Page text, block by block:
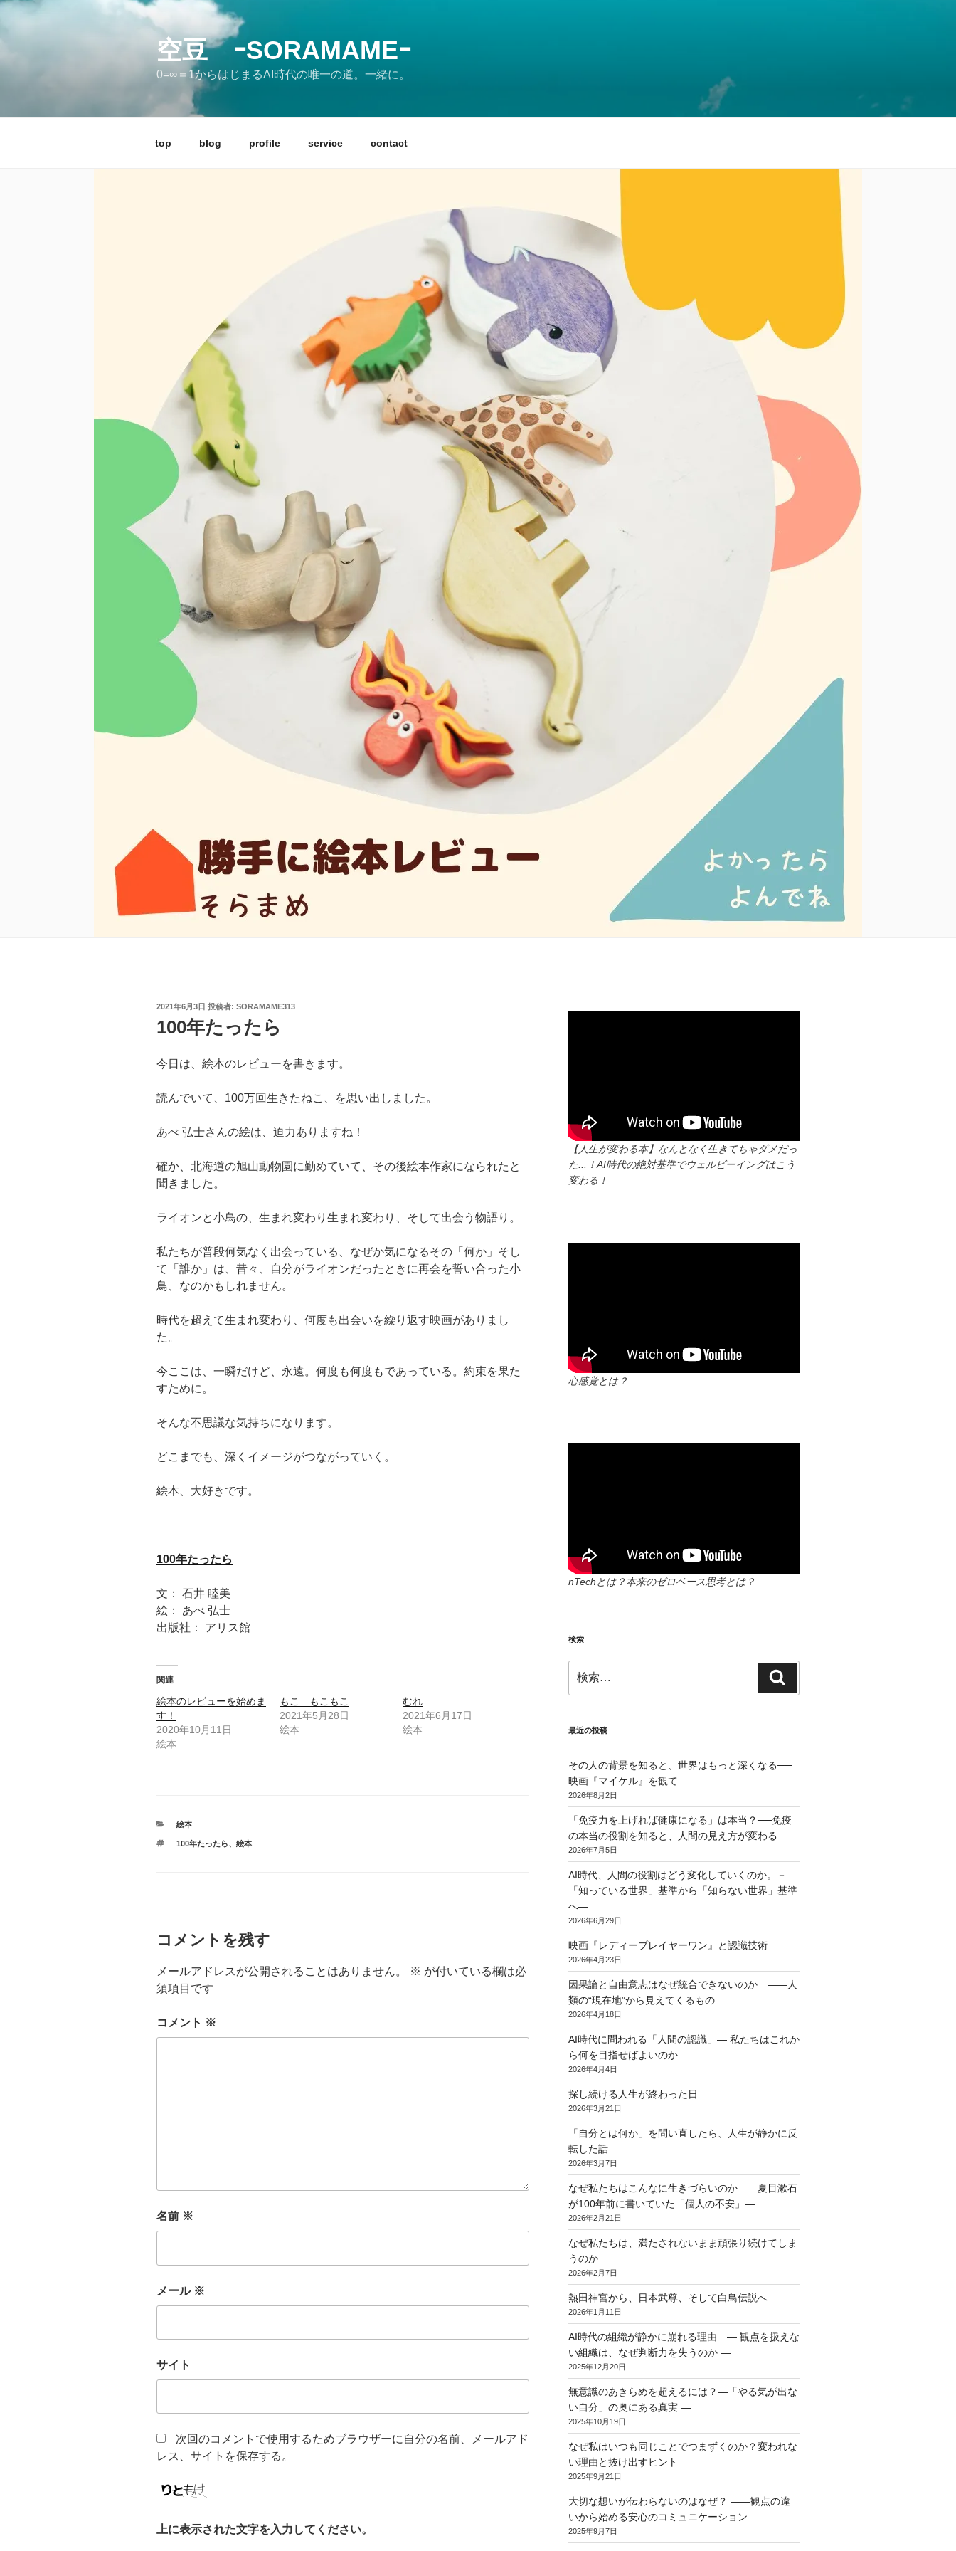
コ
空豆 ｰSORAMAMEｰ
0=∞＝1からはじまるAI時代の唯一の道。一緒に。
top blog profile service contact
投
2021年6月3日 投稿者: SORAMAME313
100年たったら
今日は、絵本のレビューを書きます。
読んでいて、100万回生きたねこ、を思い出しました。
あべ 弘士さんの絵は、迫力ありますね！
確か、北海道の旭山動物園に勤めていて、その後絵本作家になられたと
聞きました。
ライオンと小鳥の、生まれ変わり生まれ変わり、そして出会う物語り。
私たちが普段何気なく出会っている、なぜか気になるその「何か」そし
て「誰か」は、昔々、自分がライオンだったときに再会を誓い合った小
鳥、なのかもしれません。
時代を超えて生まれ変わり、何度も出会いを繰り返す映画がありまし
た。
今ここは、一瞬だけど、永遠。何度も何度もであっている。約束を果た
すために。
そんな不思議な気持ちになります。
どこまでも、深くイメージがつながっていく。
絵本、大好きです。
100年たったら
文： 石井 睦美
絵： あべ 弘士
出版社： アリス館
関連
絵本のレビューを始めま
す！
2020年10月11日
絵本
もこ もこもこ
2021年5月28日
絵本
むれ
2021年6月17日
絵本
カ
ゴ
絵本
タ
100年たったら、 絵本
コメントを残す
メールアドレスが公開されることはありません。 ※ が付いている欄は必
須項目です
コメント ※
名前 ※
メール ※
サイト
次回のコメントで使用するためブラウザーに自分の名前、メールアド
レス、サイトを保存する。
上に表示された文字を入力してください。
【人生が変わる本】なんとなく生きてちゃダメだっ
た...！AI時代の絶対基準でウェルビーイングはこう
変わる！
心感覚とは？
nTechとは？本来のゼロベース思考とは？
検索
索:
索
最近の投稿
その人の背景を知ると、世界はもっと深くなる──
映画『マイケル』を観て
2026年8月2日
「免疫力を上げれば健康になる」は本当？──免疫
の本当の役割を知ると、人間の見え方が変わる
2026年7月5日
AI時代、人間の役割はどう変化していくのか。－
「知っている世界」基準から「知らない世界」基準
へ―
2026年6月29日
映画『レディープレイヤーワン』と認識技術
2026年4月23日
因果論と自由意志はなぜ統合できないのか ――人
類の“現在地”から見えてくるもの
2026年4月18日
AI時代に問われる「人間の認識」― 私たちはこれか
ら何を目指せばよいのか ―
2026年4月4日
探し続ける人生が終わった日
2026年3月21日
「自分とは何か」を問い直したら、人生が静かに反
転した話
2026年3月7日
なぜ私たちはこんなに生きづらいのか ―夏目漱石
が100年前に書いていた「個人の不安」―
2026年2月21日
なぜ私たちは、満たされないまま頑張り続けてしま
うのか
2026年2月7日
熱田神宮から、日本武尊、そして白鳥伝説へ
2026年1月11日
AI時代の組織が静かに崩れる理由 ― 観点を扱えな
い組織は、なぜ判断力を失うのか ―
2025年12月20日
無意識のあきらめを超えるには？―「やる気が出な
い自分」の奥にある真実 ―
2025年10月19日
なぜ私はいつも同じことでつまずくのか？変われな
い理由と抜け出すヒント
2025年9月21日
大切な想いが伝わらないのはなぜ？ ――観点の違
いから始める安心のコミュニケーション
2025年9月7日